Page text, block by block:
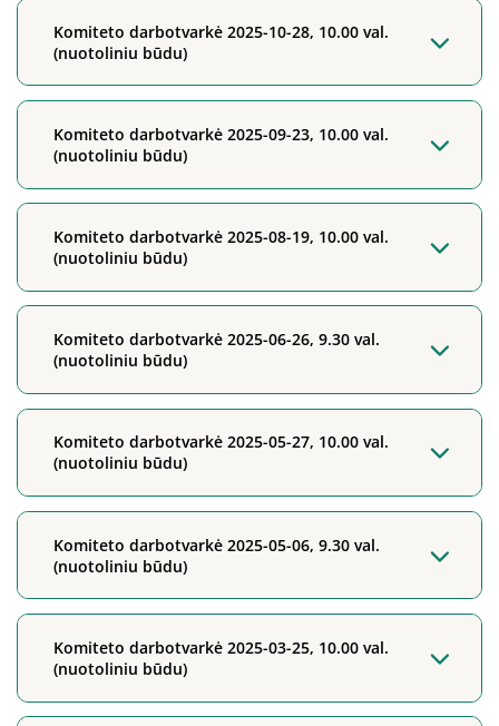
Komiteto darbotvarkė 2025-10-28, 10.00 val.
(nuotoliniu būdu)
Komiteto darbotvarkė 2025-09-23, 10.00 val.
(nuotoliniu būdu)
Komiteto darbotvarkė 2025-08-19, 10.00 val.
(nuotoliniu būdu)
Komiteto darbotvarkė 2025-06-26, 9.30 val.
(nuotoliniu būdu)
Komiteto darbotvarkė 2025-05-27, 10.00 val.
(nuotoliniu būdu)
Komiteto darbotvarkė 2025-05-06, 9.30 val.
(nuotoliniu būdu)
Komiteto darbotvarkė 2025-03-25, 10.00 val.
(nuotoliniu būdu)